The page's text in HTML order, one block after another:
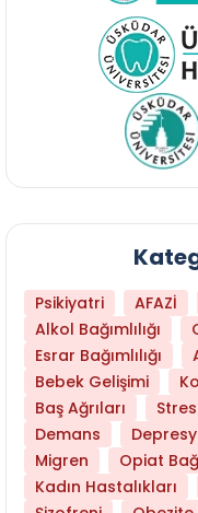
Hangi Yaşta
Psikiyatri AFAZİ
Alkol Bağımlılığı
Esrar Bağımlılığı
Bebek Gelişimi
Baş Ağrıları
Stres
Demans
Migren
Opiat
Kadın Hastalıkları